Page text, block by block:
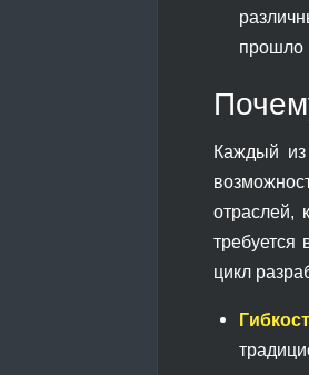
прошло
Каждый из
отраслей,
требуется
цикл